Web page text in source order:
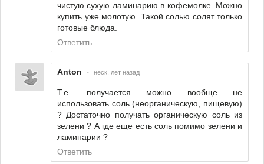
чистую сухую ламинарию в кофемолке. Можно
купить уже молотую. Такой солью солят только
готовые блюда.
Ответить
Anton • неск. лет назад
Т.е. получается можно вообще не
использовать соль (неорганическую, пищевую)
? Достаточно получать органическую соль из
зелени ? А где еще есть соль помимо зелени и
ламинарии ?
Ответить